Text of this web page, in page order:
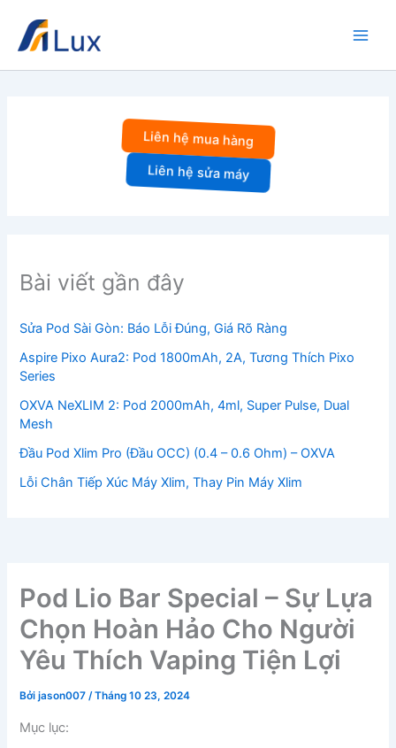
dung
Pod Lio Bar Special – Sự Lựa
Chọn Hoàn Hảo Cho Người
Yêu Thích Vaping Tiện Lợi
Bởijason007/Tháng 10 23, 2024
Mục lục:
Liên hệ mua hàng
Liên hệ sửa máy
Bài viết gần đây
Sửa Pod Sài Gòn: Báo Lỗi Đúng, Giá Rõ Ràng
Aspire Pixo Aura2: Pod 1800mAh, 2A, Tương Thích Pixo
Series
OXVA NeXLIM 2: Pod 2000mAh, 4ml, Super Pulse, Dual
Mesh
Đầu Pod Xlim Pro (Đầu OCC) (0.4 – 0.6 Ohm) – OXVA
Lỗi Chân Tiếp Xúc Máy Xlim, Thay Pin Máy Xlim